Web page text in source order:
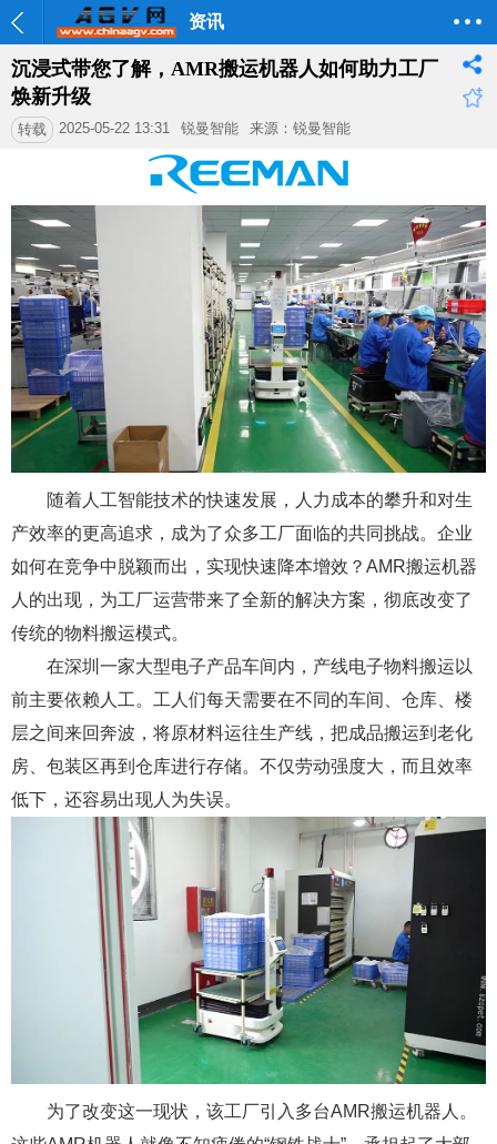
资讯
沉浸式带您了解，AMR搬运机器人如何助力工厂
焕新升级
转载 2025-05-22 13:31 锐曼智能 来源：锐曼智能
随着人工智能技术的快速发展，人力成本的攀升和对生
产效率的更高追求，成为了众多工厂面临的共同挑战。企业
如何在竞争中脱颖而出，实现快速降本增效？AMR搬运机器
人的出现，为工厂运营带来了全新的解决方案，彻底改变了
传统的物料搬运模式。
在深圳一家大型电子产品车间内，产线电子物料搬运以
前主要依赖人工。工人们每天需要在不同的车间、仓库、楼
层之间来回奔波，将原材料运往生产线，把成品搬运到老化
房、包装区再到仓库进行存储。不仅劳动强度大，而且效率
低下，还容易出现人为失误。
为了改变这一现状，该工厂引入多台AMR搬运机器人。